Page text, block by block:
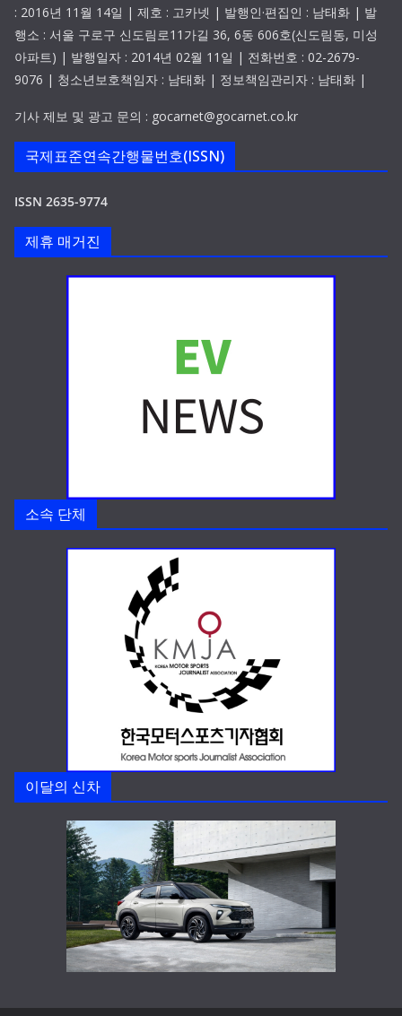
: 2016년 11월 14일 | 제호 : 고카넷 | 발행인·편집인 : 남태화 | 발
행소 : 서울 구로구 신도림로11가길 36, 6동 606호(신도림동, 미성
아파트) | 발행일자 : 2014년 02월 11일 | 전화번호 : 02-2679-
9076 | 청소년보호책임자 : 남태화 | 정보책임관리자 : 남태화 |
기사 제보 및 광고 문의 : gocarnet@gocarnet.co.kr
국제표준연속간행물번호(ISSN)
ISSN 2635-9774
제휴 매거진
소속 단체
이달의 신차